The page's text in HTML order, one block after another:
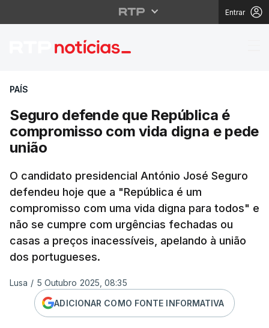
Entrar
Seguro defende que
PAÍS
Seguro defende que República é
compromisso com vida digna e pede
união
O candidato presidencial António José Seguro
defendeu hoje que a "República é um
compromisso com uma vida digna para todos" e
não se cumpre com urgências fechadas ou
casas a preços inacessíveis, apelando à união
dos portugueses.
Lusa / 5 Outubro 2025, 08:35
ADICIONAR COMO FONTE INFORMATIVA